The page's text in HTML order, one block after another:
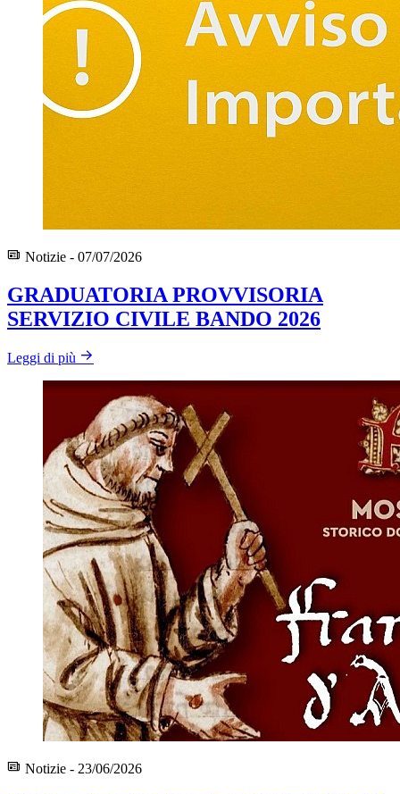
Notizie - 07/07/2026
GRADUATORIA PROVVISORIA
SERVIZIO CIVILE BANDO 2026
Leggi di più
Notizie - 23/06/2026